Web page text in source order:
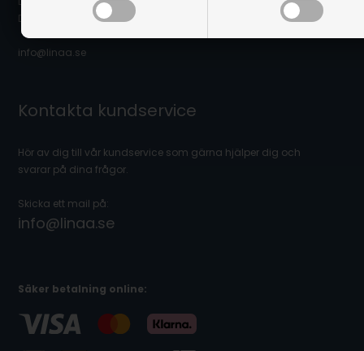
Danmark
info@linaa.se
Kontakta kundservice
Hör av dig till vår kundservice som gärna hjälper dig och
svarar på dina frågor.
Skicka ett mail på:
info@linaa.se
Säker betalning online: